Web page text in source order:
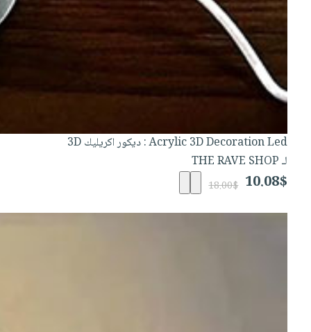
Acrylic 3D Decoration Led : ديكور اكريليك 3D
لـ THE RAVE SHOP
10.08$
18.00$